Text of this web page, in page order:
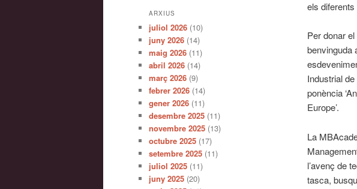
els
Per donar
benvinguda
Industrial de
ponència
Europe’.
La
l’avenç de
tasca,
ARXIUS
juliol 2026 (10)
juny 2026 (14)
maig 2026 (11)
abril 2026 (14)
març 2026 (9)
febrer 2026 (14)
gener 2026 (11)
desembre 2025 (11)
novembre 2025 (13)
octubre 2025 (17)
setembre 2025 (11)
juliol 2025 (11)
juny 2025 (20)